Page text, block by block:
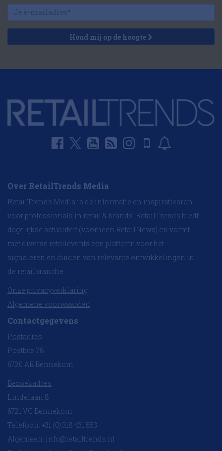
Houd mij op de hoogte
Over RetailTrends Media
RetailTrends Media is dé informatie en inspiratiebron
voor professionals in retail & brands. RetailTrends biedt
dagelijkse actualiteit (voorheen RetailNews) en vormt
met diverse retailevents een platform voor het
signaleren en duiden van relevante ontwikkelingen in
de retailbranche.
Onze privacyverklaring
Algemene voorwaarden
Contactgegevens
Postadres
Postbus 78
6720 AB Bennekom
Bezoekadres
Lindelaan 8
6721 VC Bennekom
Telefoon: +31 (0) 318 431 553
Algemeen: info@retailtrends.nl